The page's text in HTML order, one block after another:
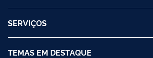
SERVIÇOS
TEMAS EM DESTAQUE